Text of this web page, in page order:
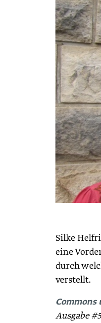
Silke
eine
durch
verstellt.
Commons
Ausgabe